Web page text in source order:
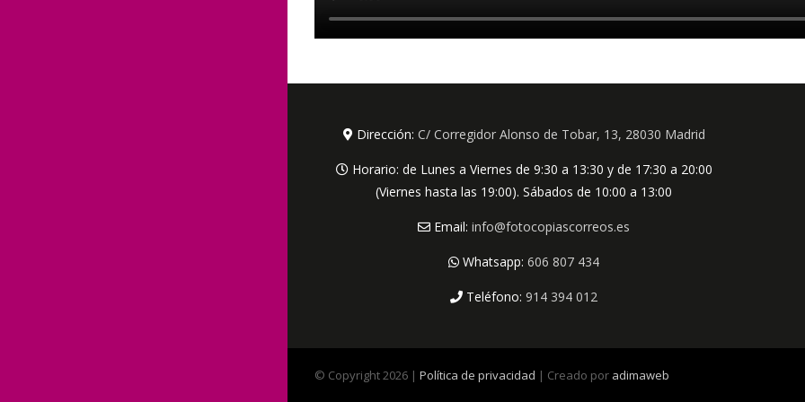
Dirección: C/ Corregidor Alonso de Tobar, 13, 28030 Madrid
Horario: de Lunes a Viernes de 9:30 a 13:30 y de 17:30 a 20:00
(Viernes hasta las 19:00). Sábados de 10:00 a 13:00
Email: info@fotocopiascorreos.es
Whatsapp: 606 807 434
Teléfono: 914 394 012
© Copyright2026 | Política de privacidad | Creado por adimaweb